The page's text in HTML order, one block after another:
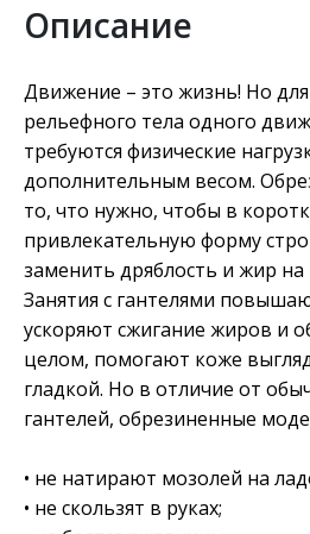
Описание
Движение – это жизнь! Но
рельефного тела одного
требуются физические
дополнительным весом.
то, что нужно, чтобы в
привлекательную форму
заменить дряблость и жир
Занятия с гантелями
ускоряют сжигание жиров и
целом, помогают коже
гладкой. Но в отличие от
гантелей, обрезиненные
• не натирают мозолей на
• не скользят в руках;